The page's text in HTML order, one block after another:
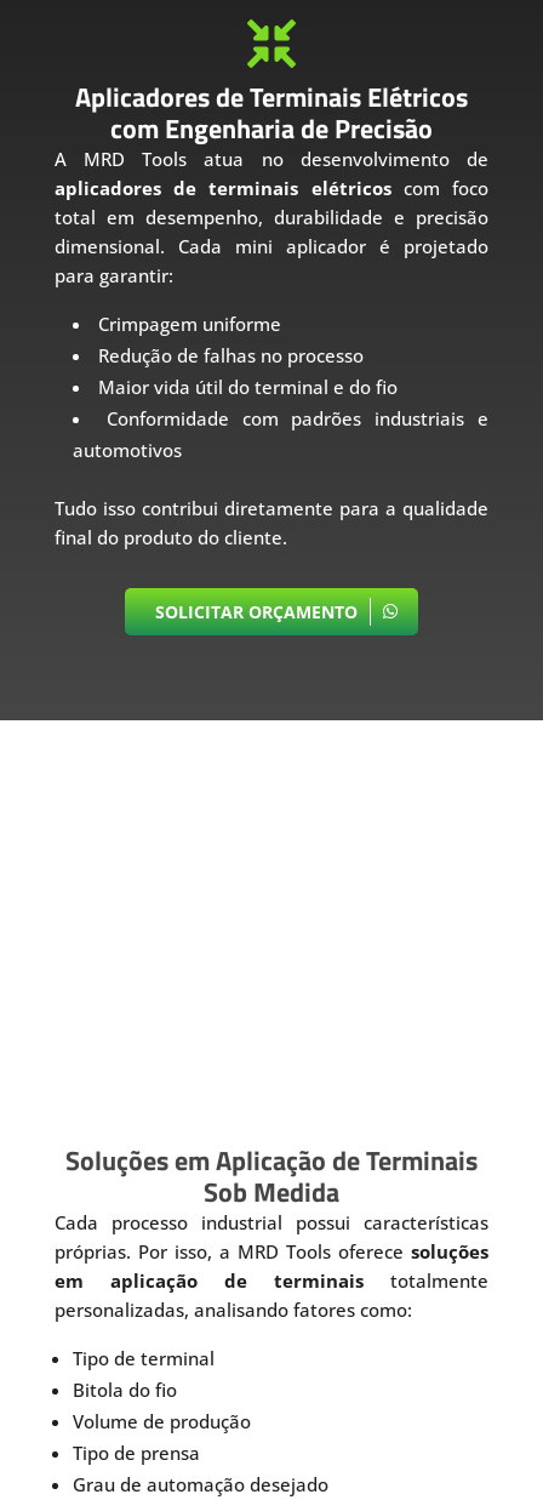

Aplicadores de Terminais Elétricos
com Engenharia de Precisão
A MRD Tools atua no desenvolvimento de
aplicadores de terminais elétricoscom foco
total em desempenho, durabilidade e precisão
dimensional. Cada mini aplicador é projetado
para garantir:
Crimpagem uniforme
Redução de falhas no processo
Maior vida útil do terminal e do fio
Conformidade com padrões industriais e
automotivos
Tudo isso contribui diretamente para a qualidade
final do produto do cliente.
SOLICITAR ORÇAMENTO
Soluções em Aplicação de Terminais
Sob Medida
Cada processo industrial possui características
próprias. Por isso, a MRD Tools oferecesoluções
em aplicação de terminais totalmente
personalizadas, analisando fatores como:
Tipo de terminal
Bitola do fio
Volume de produção
Tipo de prensa
Grau de automação desejado